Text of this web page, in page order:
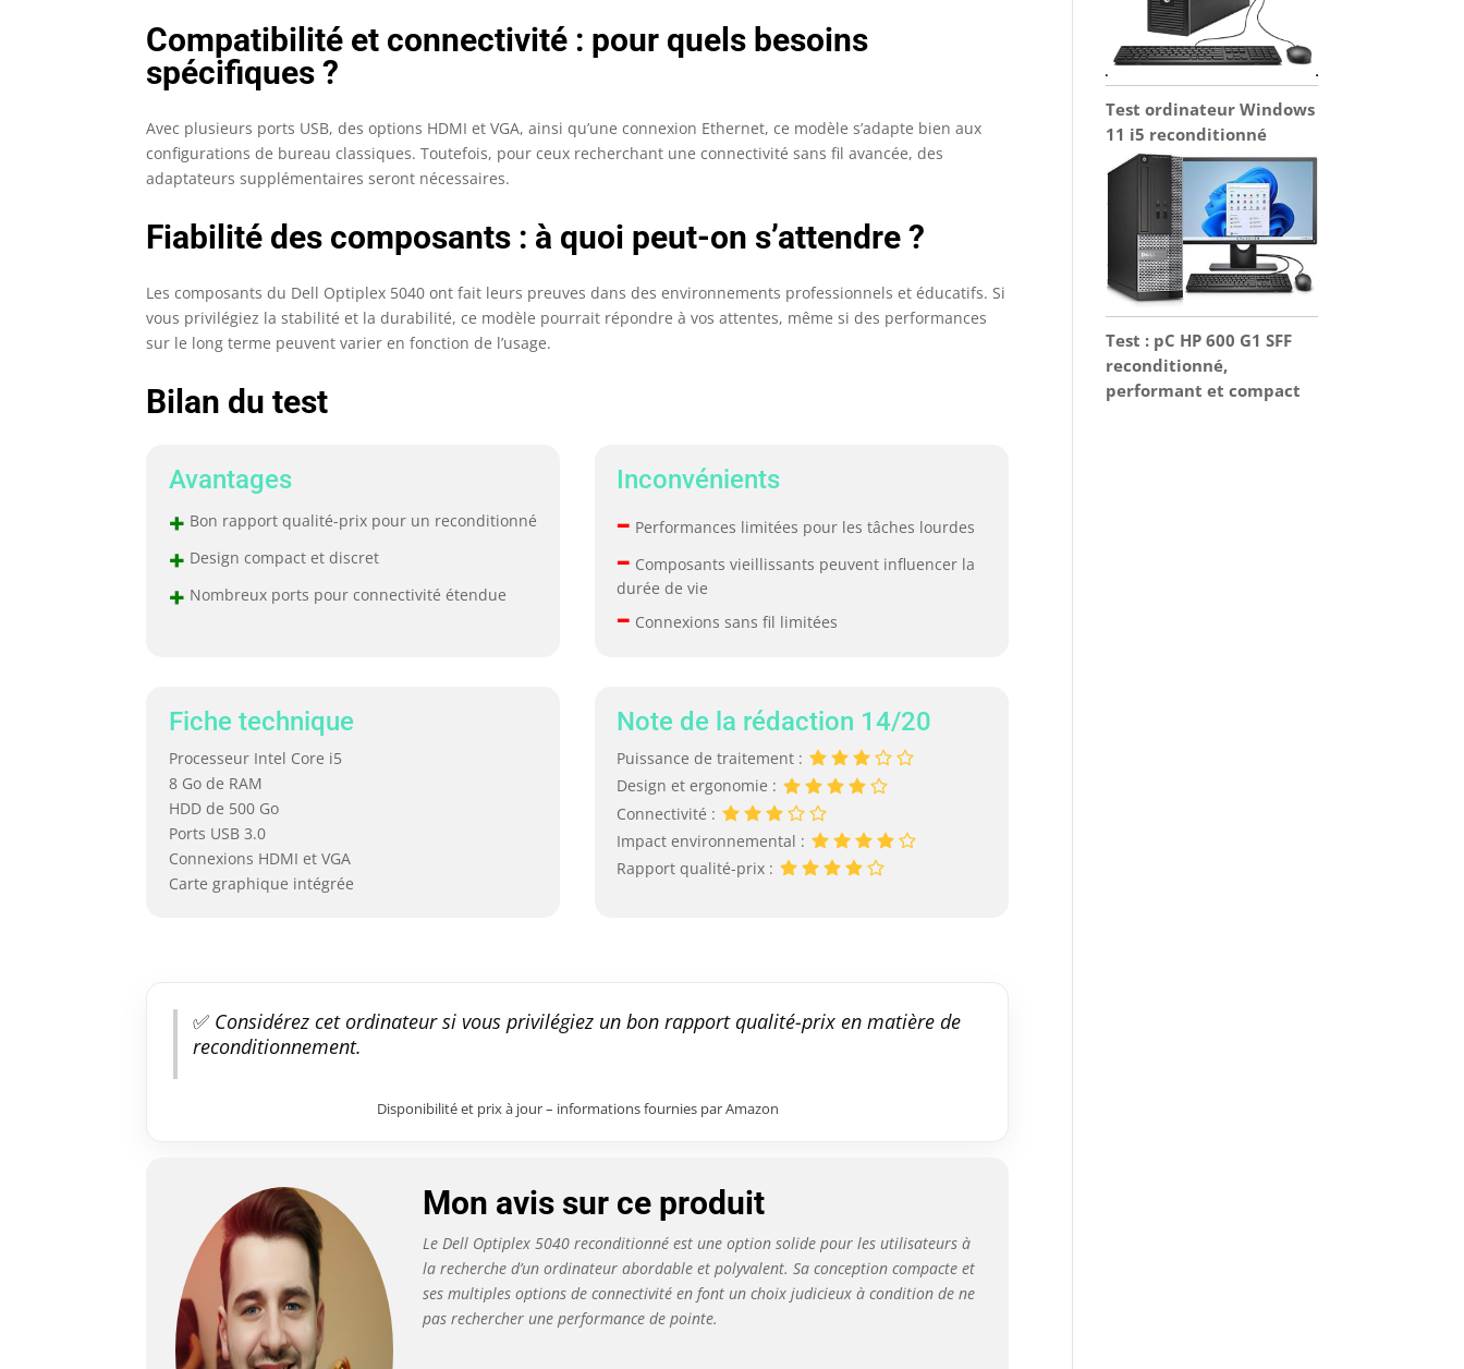
Compatibilité et connectivité : pour quels besoins
spécifiques ?
Avec plusieurs ports USB, des options HDMI et VGA, ainsi qu’une connexion Ethernet, ce modèle s’adapte bien aux
configurations de bureau classiques. Toutefois, pour ceux recherchant une connectivité sans fil avancée, des
adaptateurs supplémentaires seront nécessaires.
Fiabilité des composants : à quoi peut-on s’attendre ?
Les composants du Dell Optiplex 5040 ont fait leurs preuves dans des environnements professionnels et éducatifs. Si
vous privilégiez la stabilité et la durabilité, ce modèle pourrait répondre à vos attentes, même si des performances
sur le long terme peuvent varier en fonction de l’usage.
Bilan du test
Avantages
+ Bon rapport qualité-prix pour un reconditionné
+ Design compact et discret
+ Nombreux ports pour connectivité étendue
Inconvénients
– Performances limitées pour les tâches lourdes
– Composants vieillissants peuvent influencer la
durée de vie
– Connexions sans fil limitées
Fiche technique
Processeur Intel Core i5
8 Go de RAM
HDD de 500 Go
Ports USB 3.0
Connexions HDMI et VGA
Carte graphique intégrée
Note de la rédaction 14/20
Puissance de traitement :
Design et ergonomie :
Connectivité :
Impact environnemental :
Rapport qualité-prix :
✅ Considérez cet ordinateur si vous privilégiez un bon rapport qualité-prix en matière de
reconditionnement.
Disponibilité et prix à jour – informations fournies par Amazon
Mon avis sur ce produit
Le Dell Optiplex 5040 reconditionné est une option solide pour les utilisateurs à
la recherche d’un ordinateur abordable et polyvalent. Sa conception compacte et
ses multiples options de connectivité en font un choix judicieux à condition de ne
pas rechercher une performance de pointe.
Test ordinateur Windows
11 i5 reconditionné
Test : pC HP 600 G1 SFF
reconditionné,
performant et compact